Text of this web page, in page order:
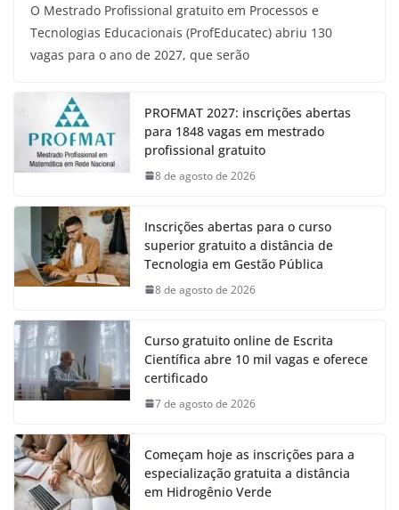
O Mestrado Profissional gratuito em Processos e
Tecnologias Educacionais (ProfEducatec) abriu 130
vagas para o ano de 2027, que serão
PROFMAT 2027: inscrições abertas
para 1848 vagas em mestrado
profissional gratuito
8 de agosto de 2026
Inscrições abertas para o curso
superior gratuito a distância de
Tecnologia em Gestão Pública
8 de agosto de 2026
Curso gratuito online de Escrita
Científica abre 10 mil vagas e oferece
certificado
7 de agosto de 2026
Começam hoje as inscrições para a
especialização gratuita a distância
em Hidrogênio Verde